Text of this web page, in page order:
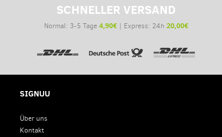
SCHNELLER VERSAND
Normal: 3-5 Tage 4,90€| Express: 24h 20,00€
SIGNUU
Über uns
Kontakt